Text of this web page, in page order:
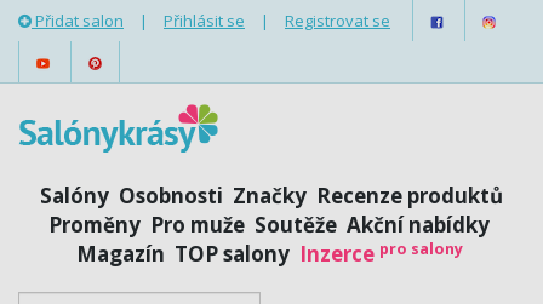
Přidat salon | Přihlásit se | Registrovat se
Salóny Osobnosti Značky Recenze produktů
Proměny Pro muže Soutěže Akční nabídky
Magazín TOP salony Inzerce pro salony